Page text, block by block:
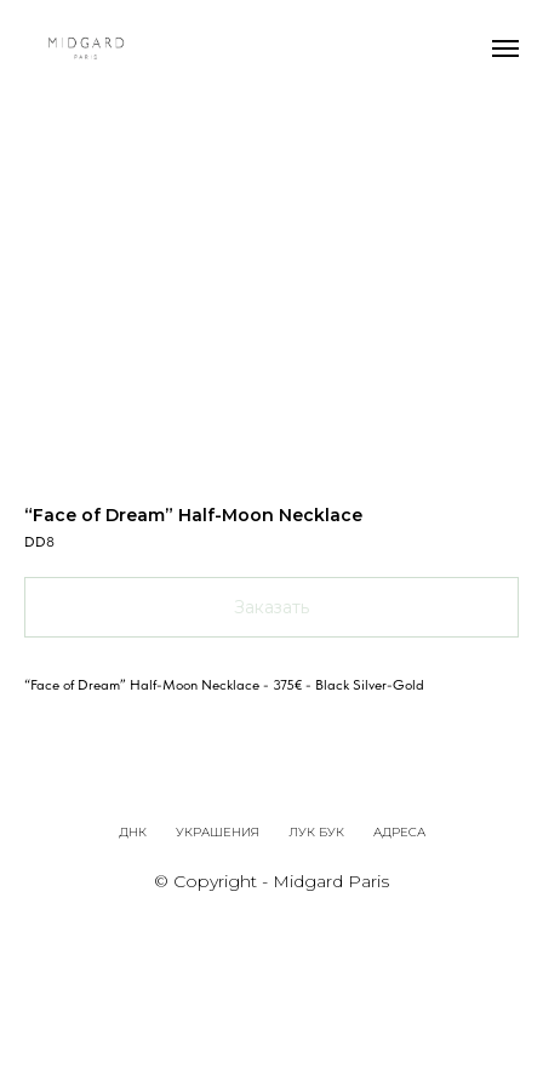
“Face of Dream” Half-Moon Necklace
DD8
Заказать
“Face of Dream” Half-Moon Necklace - 375€ - Black Silver-Gold
ДНК УКРАШЕНИЯ ЛУК БУК АДРЕСА
© Copyright - Midgard Paris